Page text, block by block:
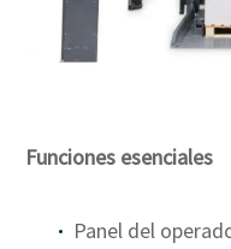
Funciones esenciales
Panel del